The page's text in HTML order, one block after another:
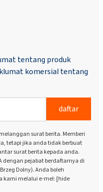
tentang produk
komersial tentang
daftar
surat berita. Memberi
tetapi jika anda tidak berbuat
surat berita kepada anda.
dengan pejabat berdaftarnya di
Dolny). Anda boleh
kami melalui e-mel: [hide